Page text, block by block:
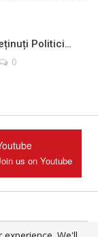
Politici…
0
us on Youtube